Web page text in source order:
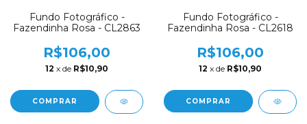
Fundo Fotográfico -
Fazendinha Rosa - CL2863
R$106,00
12 x de R$10,90
COMPRAR
Fundo Fotográfico -
Fazendinha Rosa - CL2618
R$106,00
12 x de R$10,90
COMPRAR